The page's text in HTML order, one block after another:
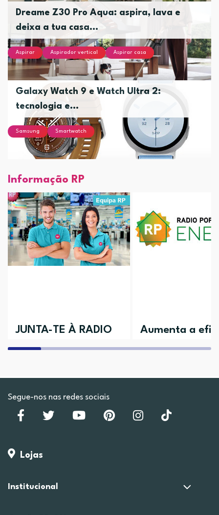
Dreame Z30 Pro Aqua: aspira, lava e
deixa a tua casa...
Aspirar Aspirador vertical Aspirar casa
Galaxy Watch 9 e Watch Ultra 2:
tecnologia e...
Samsung Smartwatch
Informação RP
JUNTA-TE À RADIO
POPULAR
Aumenta a
da tua casa
Segue-nos nas redes sociais
Lojas
Institucional